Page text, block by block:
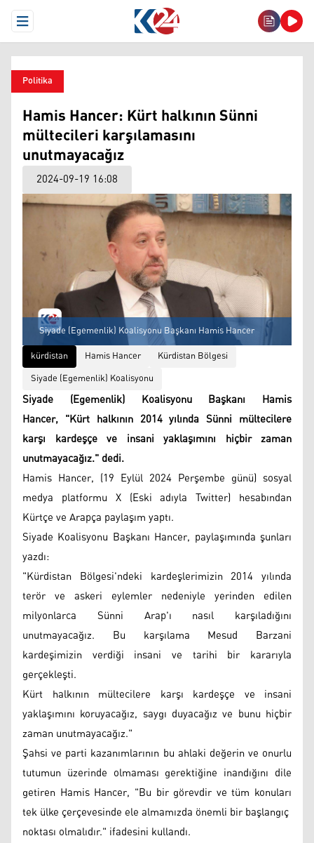
Open Menu
Politika
Hamis Hancer: Kürt halkının Sünni
mültecileri karşılamasını
unutmayacağız
2024-09-19 16:08
Siyade (Egemenlik) Koalisyonu Başkanı Hamis Hancer
kürdistan
Hamis Hancer
Kürdistan Bölgesi
Siyade (Egemenlik) Koalisyonu
Siyade (Egemenlik) Koalisyonu Başkanı Hamis
Hancer, "Kürt halkının 2014 yılında Sünni mültecilere
karşı kardeşçe ve insani yaklaşımını hiçbir zaman
unutmayacağız." dedi.
Hamis Hancer, (19 Eylül 2024 Perşembe günü) sosyal
medya platformu X (Eski adıyla Twitter) hesabından
Kürtçe ve Arapça paylaşım yaptı.
Siyade Koalisyonu Başkanı Hancer, paylaşımında şunları
yazdı:
"Kürdistan Bölgesi'ndeki kardeşlerimizin 2014 yılında
terör ve askeri eylemler nedeniyle yerinden edilen
milyonlarca Sünni Arap'ı nasıl karşıladığını
unutmayacağız. Bu karşılama Mesud Barzani
kardeşimizin verdiği insani ve tarihi bir kararıyla
gerçekleşti.
Kürt halkının mültecilere karşı kardeşçe ve insani
yaklaşımını koruyacağız, saygı duyacağız ve bunu hiçbir
zaman unutmayacağız."
Şahsi ve parti kazanımlarının bu ahlaki değerin ve onurlu
tutumun üzerinde olmaması gerektiğine inandığını dile
getiren Hamis Hancer, "Bu bir görevdir ve tüm konuları
tek ülke çerçevesinde ele almamızda önemli bir başlangıç ​​
noktası olmalıdır." ifadesini kullandı.